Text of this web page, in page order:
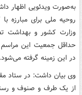
به‌صورت ویدئویی اظهار
روحیه ملی برای مبارزه
وزارت کشور و بهداشت
حداقل جمعیت این
در این زمینه گرفته می‌شود.
وی بیان داشت: در ستاد
از یک طرف و صنوف و